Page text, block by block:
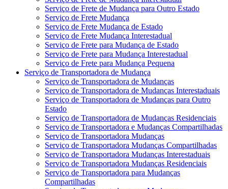
Serviço de Frete de Mudança para Outro Estado
Serviço de Frete Mudança
Serviço de Frete Mudança de Estado
Serviço de Frete Mudança Interestadual
Serviço de Frete para Mudança de Estado
Serviço de Frete para Mudança Interestadual
Serviço de Frete para Mudança Pequena
Serviço de Transportadora de Mudança
Serviço de Transportadora de Mudanças
Serviço de Transportadora de Mudanças Interestaduais
Serviço de Transportadora de Mudanças para Outro
Estado
Serviço de Transportadora de Mudanças Residenciais
Serviço de Transportadora e Mudanças Compartilhadas
Serviço de Transportadora Mudanças
Serviço de Transportadora Mudanças Compartilhadas
Serviço de Transportadora Mudanças Interestaduais
Serviço de Transportadora Mudanças Residenciais
Serviço de Transportadora para Mudanças
Compartilhadas